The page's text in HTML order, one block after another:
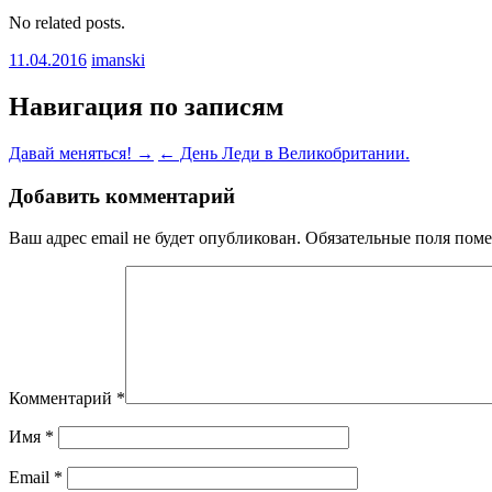
No related posts.
11.04.2016 imanski
Навигация по записям
Давай меняться! → ← День Леди в Великобритании.
Добавить комментарий
Ваш адрес email не будет опубликован. Обязательные поля
Комментарий *
Имя *
Email *